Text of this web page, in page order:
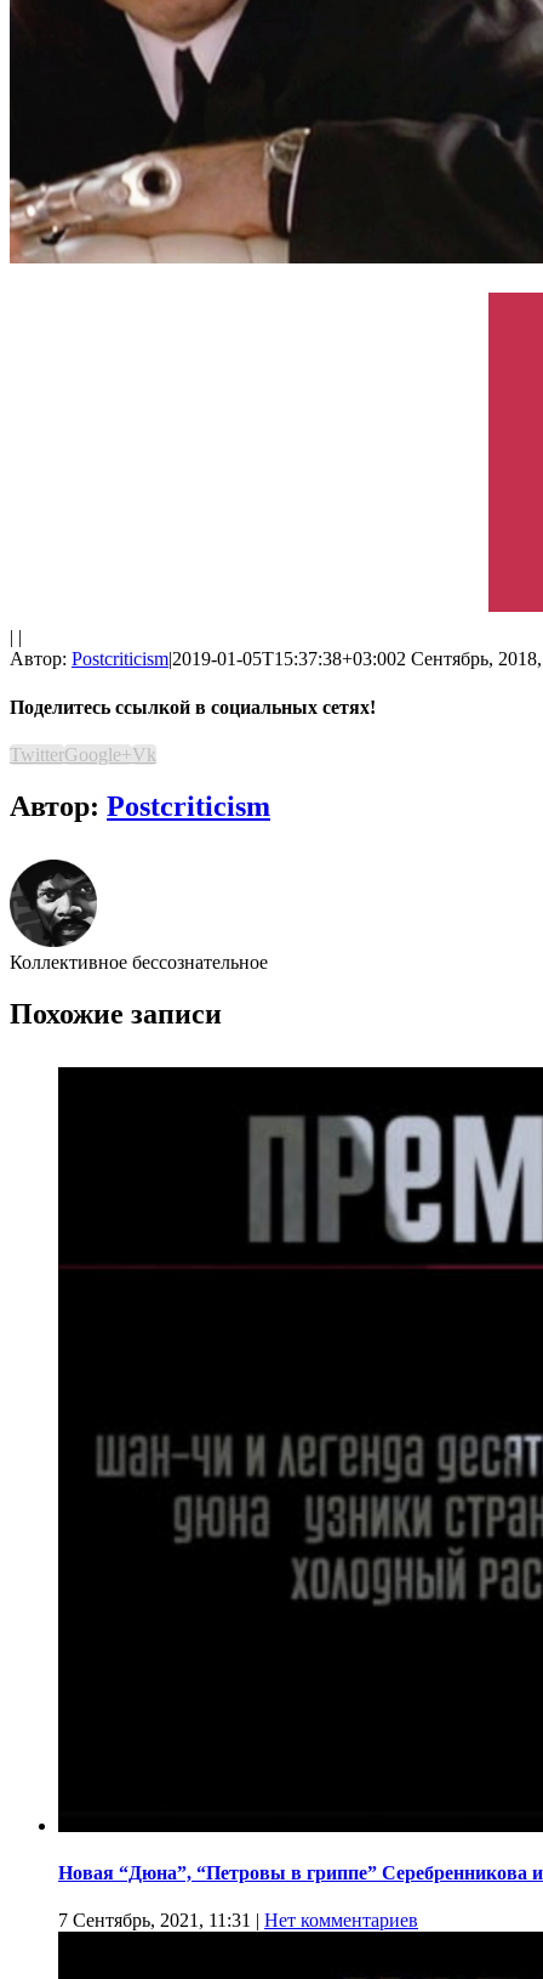
| |
Автор: Postcriticism|2019-01-05T15:37:38+03:002 Сентябрь,
Поделитесь ссылкой в социальных сетях!
TwitterGoogle+Vk
Автор: Postcriticism
Коллективное бессознательное
Похожие записи
Новая “Дюна”, “Петровы в гриппе” Серебренникова
7 Сентябрь, 2021, 11:31 | Нет комментариев